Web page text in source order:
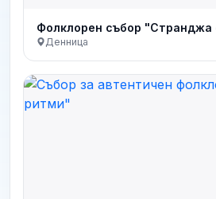
Фолклорен събор "Странджа
Денница